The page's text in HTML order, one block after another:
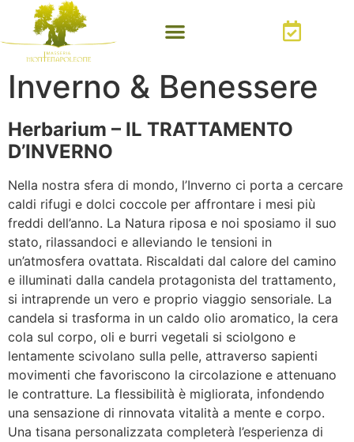
Inverno & Benessere
Herbarium – IL TRATTAMENTO
D’INVERNO
Nella nostra sfera di mondo, l’Inverno ci porta a cercare
caldi rifugi e dolci coccole per affrontare i mesi più
freddi dell’anno. La Natura riposa e noi sposiamo il suo
stato, rilassandoci e alleviando le tensioni in
un’atmosfera ovattata. Riscaldati dal calore del camino
e illuminati dalla candela protagonista del trattamento,
si intraprende un vero e proprio viaggio sensoriale. La
candela si trasforma in un caldo olio aromatico, la cera
cola sul corpo, oli e burri vegetali si sciolgono e
lentamente scivolano sulla pelle, attraverso sapienti
movimenti che favoriscono la circolazione e attenuano
le contratture. La flessibilità è migliorata, infondendo
una sensazione di rinnovata vitalità a mente e corpo.
Una tisana personalizzata completerà l’esperienza di